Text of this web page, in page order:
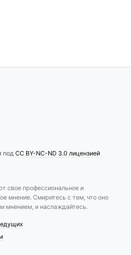
под CC BY-NC-ND 3.0 лицензией
свое профессиональное и
мнение. Смиритесь с тем, что оно
мнением, и наслаждайтесь.